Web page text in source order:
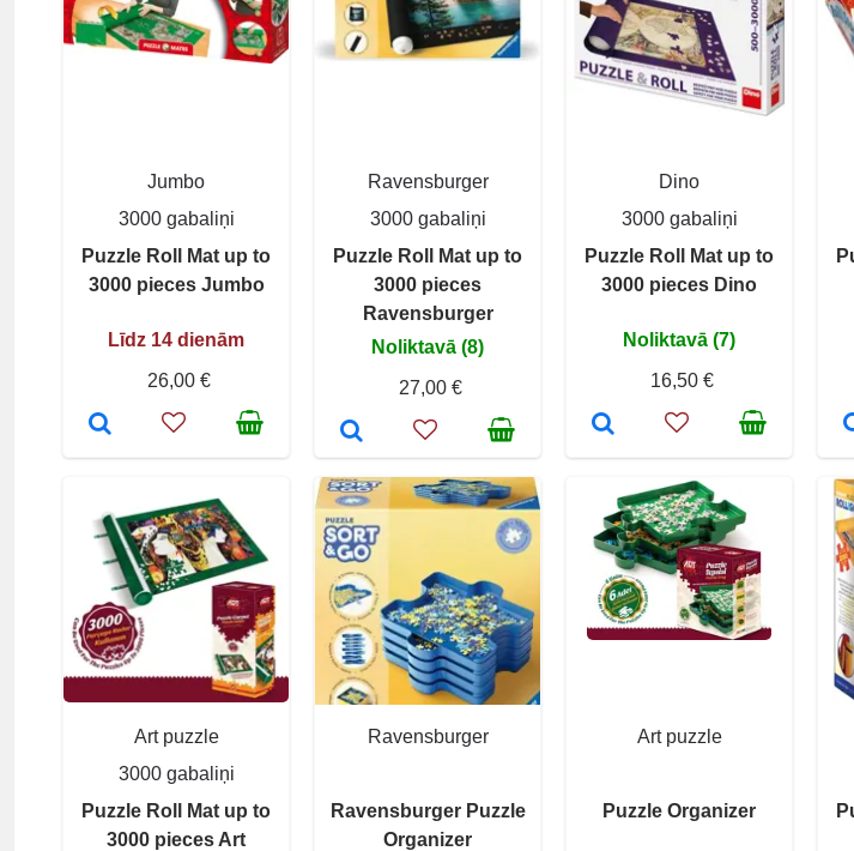
Jumbo
3000 gabaliņi
Puzzle Roll Mat up to
3000 pieces Jumbo
Līdz 14 dienām
26,00 €
Ravensburger
3000 gabaliņi
Puzzle Roll Mat up to
3000 pieces
Ravensburger
Noliktavā (8)
27,00 €
Dino
3000 gabaliņi
Puzzle Roll Mat up to
3000 pieces Dino
Noliktavā (7)
16,50 €
Art puzzle
3000 gabaliņi
Puzzle Roll Mat up to
3000 pieces Art
Ravensburger
Ravensburger Puzzle
Organizer
Art puzzle
Puzzle Organizer